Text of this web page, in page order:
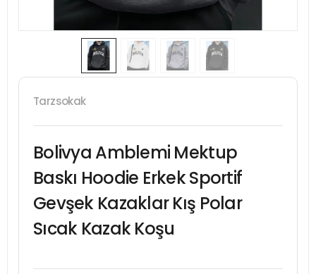
Tarzsokak
Bolivya Amblemi Mektup
Baskı Hoodie Erkek Sportif
Gevşek Kazaklar Kış Polar
Sıcak Kazak Koşu